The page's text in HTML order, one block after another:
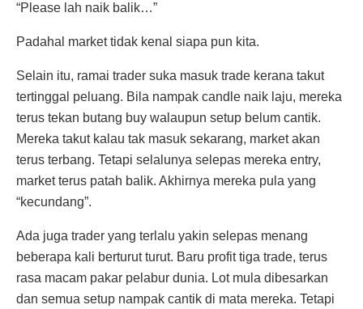
“Please lah naik balik…”
Padahal market tidak kenal siapa pun kita.
Selain itu, ramai trader suka masuk trade kerana takut
tertinggal peluang. Bila nampak candle naik laju, mereka
terus tekan butang buy walaupun setup belum cantik.
Mereka takut kalau tak masuk sekarang, market akan
terus terbang. Tetapi selalunya selepas mereka entry,
market terus patah balik. Akhirnya mereka pula yang
“kecundang”.
Ada juga trader yang terlalu yakin selepas menang
beberapa kali berturut turut. Baru profit tiga trade, terus
rasa macam pakar pelabur dunia. Lot mula dibesarkan
dan semua setup nampak cantik di mata mereka. Tetapi